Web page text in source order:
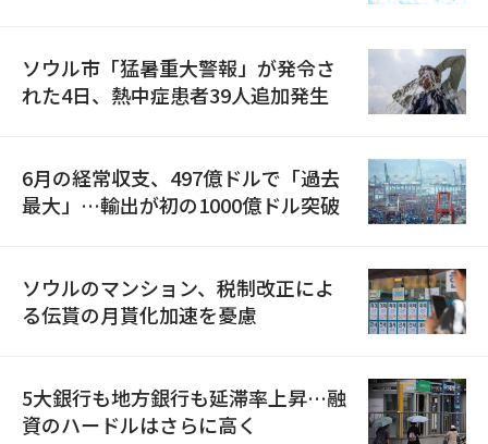
ソウル市「猛暑重大警報」が発令さ
れた4日、熱中症患者39人追加発生
6月の経常収支、497億ドルで「過去
最大」…輸出が初の1000億ドル突破
ソウルのマンション、税制改正によ
る伝貰の月貰化加速を憂慮
5大銀行も地方銀行も延滞率上昇…融
資のハードルはさらに高く